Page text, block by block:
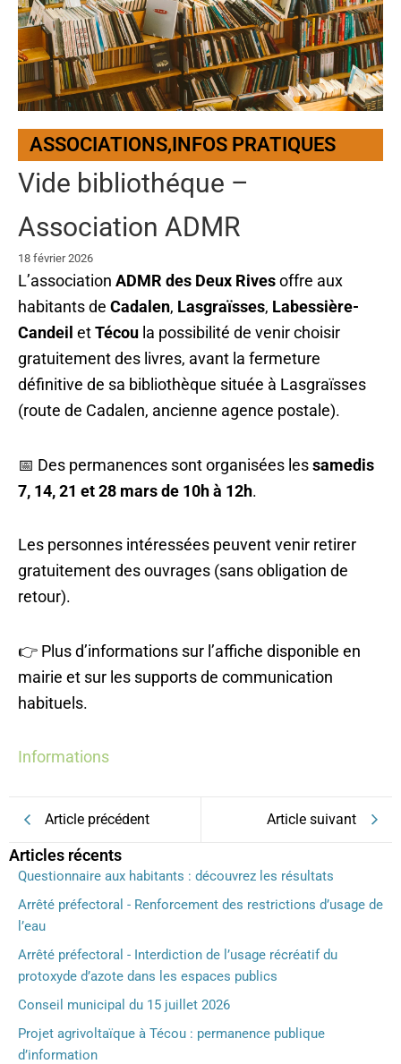
ASSOCIATIONS,INFOS PRATIQUES
Vide bibliothéque –
Association ADMR
18 février 2026
L’association ADMR des Deux Rivesoffre aux
habitants de Cadalen, Lasgraïsses, Labessière-
Candeil etTécou la possibilité de venir choisir
gratuitement des livres, avant la fermeture
définitive de sa bibliothèque située à Lasgraïsses
(route de Cadalen, ancienne agence postale).
📅 Des permanences sont organisées lessamedis
7, 14, 21 et 28 mars de 10h à 12h.
Les personnes intéressées peuvent venir retirer
gratuitement des ouvrages (sans obligation de
retour).
👉 Plus d’informations sur l’affiche disponible en
mairie et sur les supports de communication
habituels.
Informations
Article précédent Article suivant
Articles récents
Questionnaire aux habitants : découvrez les résultats
Arrêté préfectoral - Renforcement des restrictions d’usage de
l’eau
Arrêté préfectoral - Interdiction de l’usage récréatif du
protoxyde d’azote dans les espaces publics
Conseil municipal du 15 juillet 2026
Projet agrivoltaïque à Técou : permanence publique
d’information